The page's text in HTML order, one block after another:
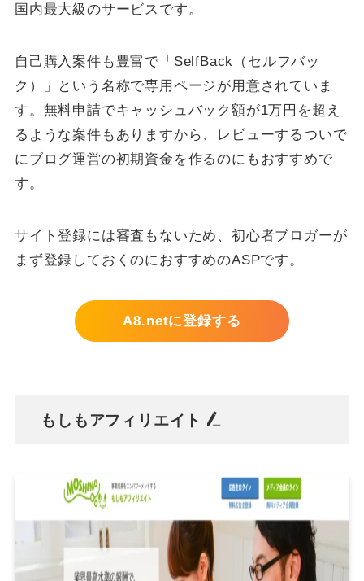
国内最大級のサービスです。
自己購入案件も豊富で「SelfBack（セルフバッ
ク）」という名称で専用ページが用意されていま
す。無料申請でキャッシュバック額が1万円を超え
るような案件もありますから、レビューするついで
にブログ運営の初期資金を作るのにもおすすめで
す。
サイト登録には審査もないため、初心者ブロガーが
まず登録しておくのにおすすめのASPです。
A8.netに登録する
もしもアフィリエイト